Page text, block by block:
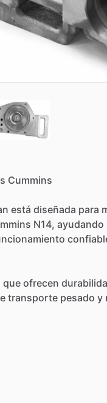
Cummins
está diseñada para
N14, ayudando
que ofrecen
transporte pesado y